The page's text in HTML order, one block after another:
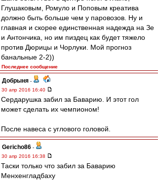
Глушаковым, Ромуло и Поповым креатива
должно быть больше чем у паровозов. Ну и
главная и скорее единственная надежда на Зе
и Антончика, но им пиздец как будет тяжело
против Дюрицы и Чорлуки. Мой прогноз
банальные 2-2))
Последнее сообщение
Добрыня -
30 апр 2016 16:40
Сердарушка забил за Баварию. И этот гол
может сделать их чемпионом!
После навеса с углового головой.
Gericho86 -
30 апр 2016 16:38
Таски только что забил за Баварию
Менхенгладбаху